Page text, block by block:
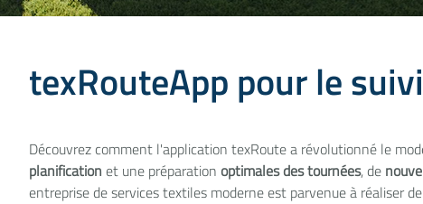
texRouteApp pour le
Découvrez comment l'application texRoute a révolutionné le
planification et une préparation optimales des tournées, de
entreprise de services textiles moderne est parvenue à réaliser